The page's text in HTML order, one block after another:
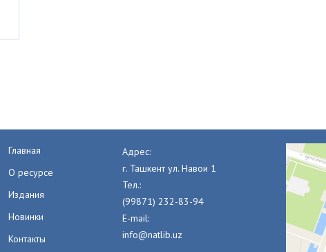
Главная
О ресурсе
Издания
Новинки
Контакты
Адрес:
г. Ташкент ул. Навои 1
Тел.:
(99871) 232-83-94
E-mail:
info@natlib.uz